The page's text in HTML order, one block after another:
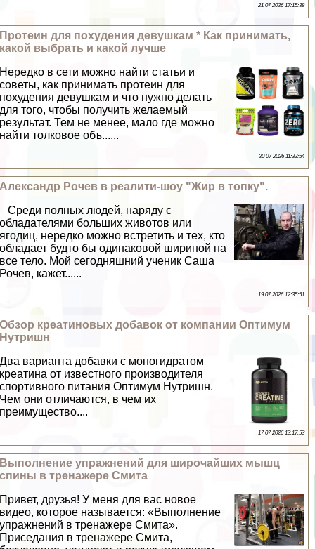
21 07 2026 17:15:38
Протеин для похудения дeвyшкам * Как принимать,
какой выбрать и какой лучше
Нередко в сети можно найти статьи и
советы, как принимать протеин для
похудения дeвyшкам и что нужно делать
для того, чтобы получить желаемый
результат. Тем не менее, мало где можно
найти толковое объ......
20 07 2026 11:33:54
Александр Рочев в реалити-шоу "Жир в топку".
Среди полных людей, наряду с
обладателями больших животов или
ягoдиц, нередко можно встретить и тех, кто
обладает будто бы одинаковой шириной на
все тело. Мой сегодняшний ученик Саша
Рочев, кажет......
19 07 2026 12:35:51
Обзор креатиновых добавок от компании Оптимум
Нутришн
Два варианта добавки с моногидратом
креатина от известного производителя
спортивного питания Оптимум Нутришн.
Чем они отличаются, в чем их
преимущество....
17 07 2026 13:17:53
Выполнение упражнений для широчайших мышц
спины в тренажере Смита
Привет, друзья! У меня для вас новое
видео, которое называется: «Выполнение
упражнений в тренажере Смита».
Приседания в тренажере Смита,